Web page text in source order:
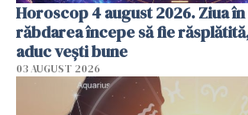
Horoscop 4 august 2026. Ziua
răbdarea începe să fie
aduc vești bune
03 AUGUST 2026